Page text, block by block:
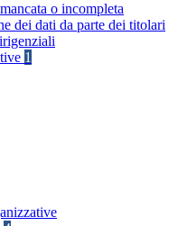
o incompleta
dei dati da parte dei titolari
1